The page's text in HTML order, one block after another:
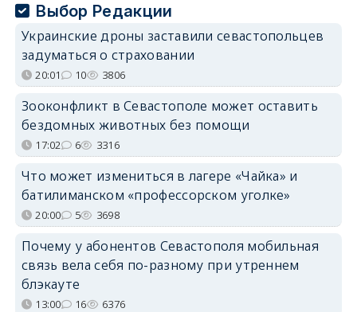
Выбор Редакции
Украинские дроны заставили севастопольцев
задуматься о страховании
20:01 10 3806
Зооконфликт в Севастополе может оставить
бездомных животных без помощи
17:02 6 3316
Что может измениться в лагере «Чайка» и
батилиманском «профессорском уголке»
20:00 5 3698
Почему у абонентов Севастополя мобильная
связь вела себя по-разному при утреннем
блэкауте
13:00 16 6376